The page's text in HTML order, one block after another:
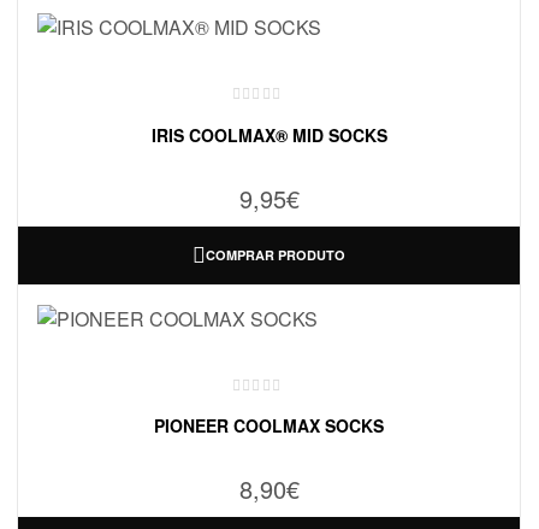
IRIS COOLMAX® MID SOCKS
9,95€
COMPRAR PRODUTO
PIONEER COOLMAX SOCKS
8,90€